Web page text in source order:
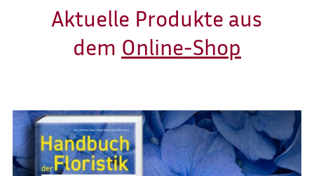
Aktuelle Produkte aus
dem Online-Shop